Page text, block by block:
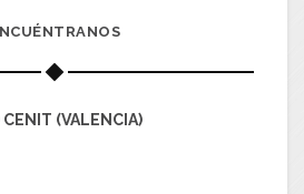
CENIT (VALENCIA)